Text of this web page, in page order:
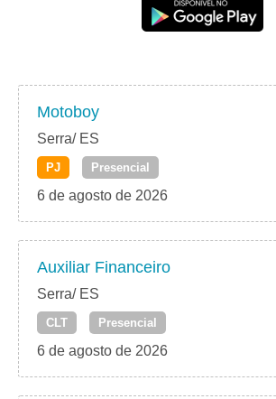
Motoboy
Serra/ ES
PJ Presencial
6 de agosto de 2026
Auxiliar Financeiro
Serra/ ES
CLT Presencial
6 de agosto de 2026